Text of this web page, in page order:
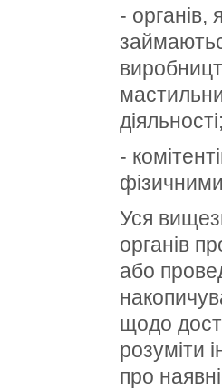
- органів,
-
Уся
органів
або
щодо
розуміти
про